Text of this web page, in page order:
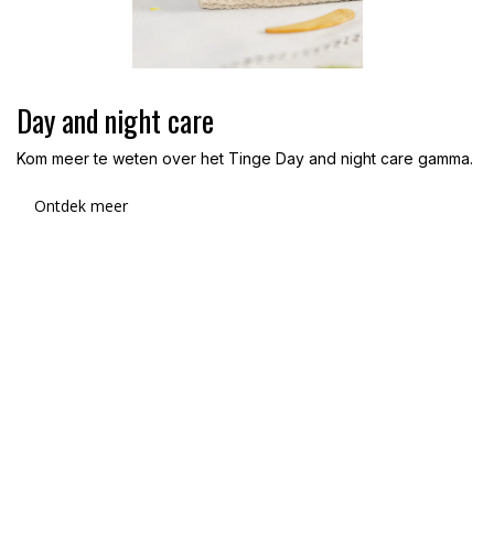
Day and night care
Kom meer te weten over het Tinge Day and night care gamma.
Ontdek meer